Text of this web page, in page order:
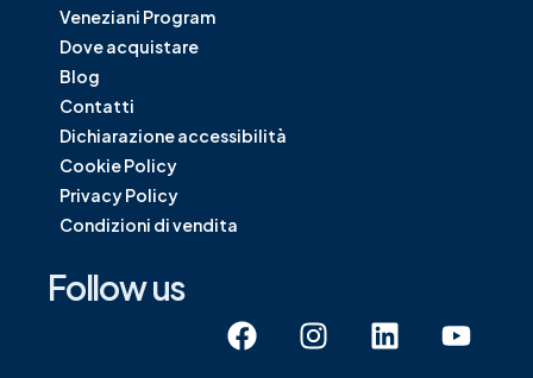
Veneziani Program
Dove acquistare
Blog
Contatti
Dichiarazione accessibilità
Cookie Policy
Privacy Policy
Condizioni di vendita
Follow us